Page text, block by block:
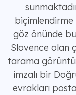
göz önünde
Slovence olan
tarama
imzalı bir
evrakları